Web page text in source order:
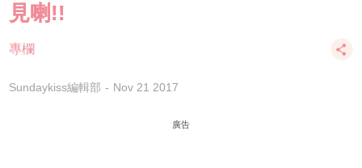
見喇!!
專欄
Sundaykiss編輯部 Nov 21 2017
廣告